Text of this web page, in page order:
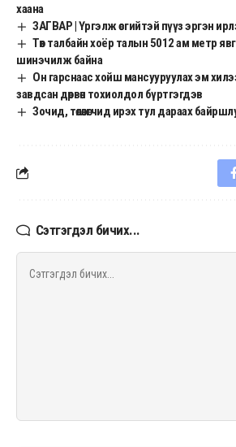
хаана
ЗАГВАР | Үргэлж өсгийтэй пүүз эргэн
Төв талбайн хоёр талын 5012 ам метр
шинэчилж байна
Он гарснаас хойш мансууруулах эм
завдсан дөрвөн тохиолдол бүртгэгдэв
Зочид, төлөөлөгчид ирэх тул дараах
Сэтгэгдэл бичих...